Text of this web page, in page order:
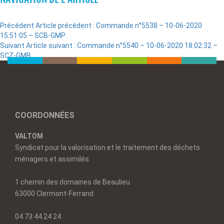
Précédent Article précédent : Commande n°5538 – 10-06-2020
15:51:05 – SCB-GMP
Suivant Article suivant : Commande n°5540 – 10-06-2020 18:02:32 –
SCZ-GMB
COORDONNÉES
VALTOM
Syndicat pour la valorisation et le traitement des déchets
ménagers et assimilés
1 chemin des domaines de Beaulieu
63000 Clermont-Ferrand
04 73 44 24 24